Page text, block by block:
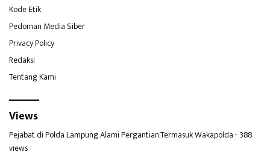
Kode Etik
Pedoman Media Siber
Privacy Policy
Redaksi
Tentang Kami
Views
Pejabat di Polda Lampung Alami Pergantian,Termasuk Wakapolda- 388
views